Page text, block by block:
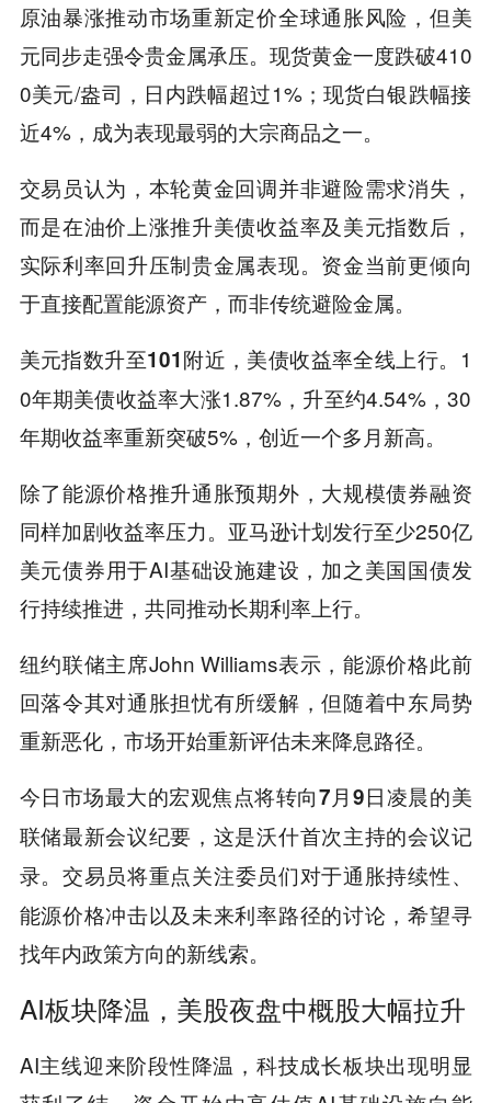
原油暴涨推动市场重新定价全球通胀风险，但美
元同步走强令贵金属承压。现货黄金一度跌破410
0美元/盎司，日内跌幅超过1%；现货白银跌幅接
近4%，成为表现最弱的大宗商品之一。
交易员认为，本轮黄金回调并非避险需求消失，
而是在油价上涨推升美债收益率及美元指数后，
实际利率回升压制贵金属表现。资金当前更倾向
于直接配置能源资产，而非传统避险金属。
美元指数升至101附近，美债收益率全线上行。 1
0年期美债收益率大涨1.87%，升至约4.54%，30
年期收益率重新突破5%，创近一个多月新高。
除了能源价格推升通胀预期外，大规模债券融资
同样加剧收益率压力。亚马逊计划发行至少250亿
美元债券用于AI基础设施建设，加之美国国债发
行持续推进，共同推动长期利率上行。
纽约联储主席John Williams表示，能源价格此前
回落令其对通胀担忧有所缓解，但随着中东局势
重新恶化，市场开始重新评估未来降息路径。
今日市场最大的宏观焦点将转向7月9日凌晨的美
联储最新会议纪要，这是沃什首次主持的会议记
录。 交易员将重点关注委员们对于通胀持续性、
能源价格冲击以及未来利率路径的讨论，希望寻
找年内政策方向的新线索。
AI板块降温，美股夜盘中概股大幅拉升
AI主线迎来阶段性降温，科技成长板块出现明显